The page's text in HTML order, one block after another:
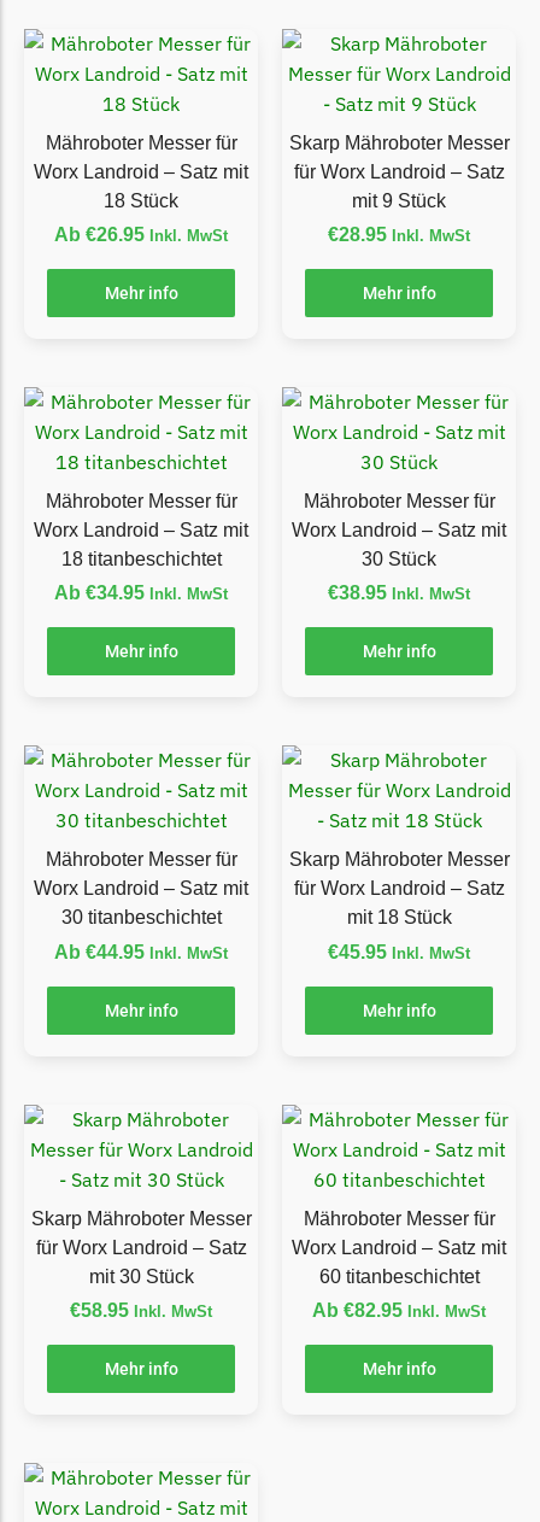
Begrenzungsdraht
Etesia Messer
Begrenzungsdraht
Florabest
Florabest Messer
Begrenzungsdraht
Flymo
Flymo Messer
Garden Feelings
Garden Feelings Messer
Begrenzungsdraht
Greenworks
Greenworks Messer
Güde
Güde Messer
Begrenzungsdraht
Honda
Honda Messer
LandXcape
Mähroboter Messer für
Worx Landroid – Satz mit
18 Stück
Ab €26.95 Inkl. MwSt
Mehr info
Skarp Mähroboter Messer
für Worx Landroid – Satz
mit 9 Stück
€28.95 Inkl. MwSt
Mehr info
Mähroboter Messer für
Worx Landroid – Satz mit
18 titanbeschichtet
Ab €34.95 Inkl. MwSt
Mehr info
Mähroboter Messer für
Worx Landroid – Satz mit
30 Stück
€38.95 Inkl. MwSt
Mehr info
Mähroboter Messer für
Worx Landroid – Satz mit
30 titanbeschichtet
Ab €44.95 Inkl. MwSt
Mehr info
Skarp Mähroboter Messer
für Worx Landroid – Satz
mit 18 Stück
€45.95 Inkl. MwSt
Mehr info
Skarp Mähroboter Messer
für Worx Landroid – Satz
mit 30 Stück
€58.95 Inkl. MwSt
Mehr info
Mähroboter Messer für
Worx Landroid – Satz mit
60 titanbeschichtet
Ab €82.95 Inkl. MwSt
Mehr info